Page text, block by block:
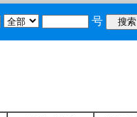
号 搜索